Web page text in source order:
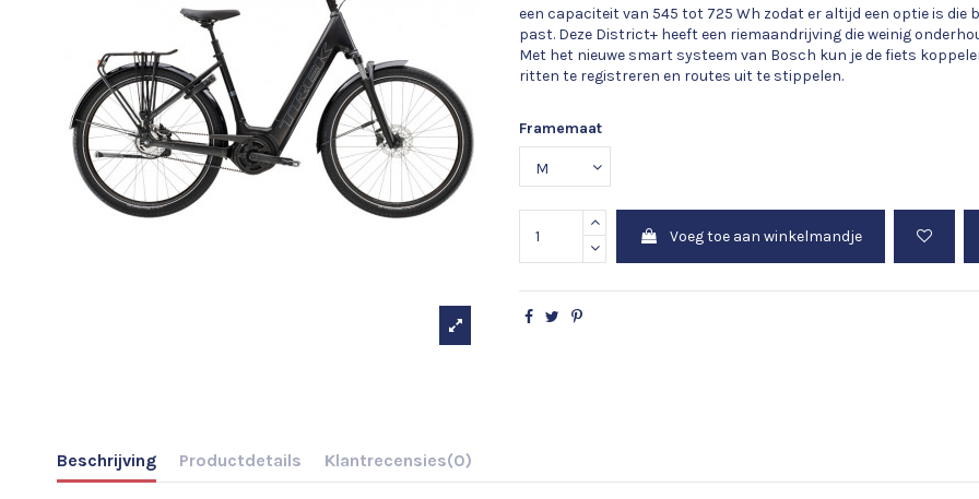
een capaciteit van 545 tot 725 Wh zodat er altijd een optie is die
past. Deze District+ heeft een riemaandrijving die weinig
Met het nieuwe smart systeem van Bosch kun je de fiets
ritten te registreren en routes uit te stippelen.
Framemaat
Voeg toe aan winkelmandje
Beschrijving Productdetails Klantrecensies(0)